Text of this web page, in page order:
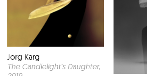
Jorg Karg
The Candlelight's Daughter,